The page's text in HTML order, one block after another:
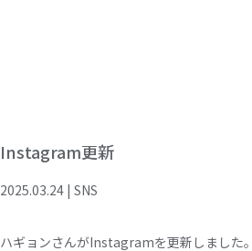
Instagram更新
2025.03.24 | SNS
ハギョンさんがInstagramを更新しました